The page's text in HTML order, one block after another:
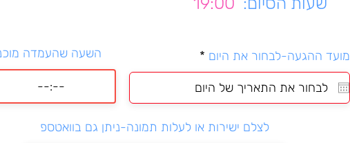
השעה שהעמדה מועד ההגעה-לבחור את היום *
u
i
e
לצלם ישירות או לעלות תמונה-ניתן גם בוואטספ